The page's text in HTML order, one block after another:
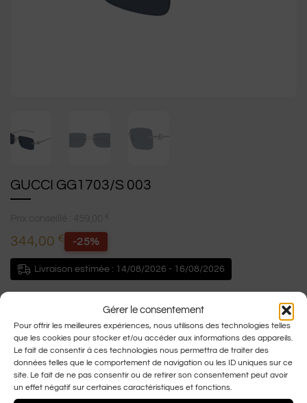
Gérer le consentement
Pour offrir les meilleures expériences, nous utilisons des technologies telles
que les cookies pour stocker et/ou accéder aux informations des appareils.
Le fait de consentir à ces technologies nous permettra de traiter des
données telles que le comportement de navigation ou les ID uniques sur ce
site. Le fait de ne pas consentir ou de retirer son consentement peut avoir
un effet négatif sur certaines caractéristiques et fonctions.
GUCCI GG1703/S 003
344,00 € -25%
Livraison estimée : 14/08/2026 - 16/08/2026
Inspiré d’une pièce vintage issue des archives de Gucci
Le logo intégré est encadré d’une série de détails et se mêle à un
contour répétitif.
La monture de couleur argent rectangulaire étroite non cerclée
arbore des branches sophistiquées.
Couleur des verres Gris foncés